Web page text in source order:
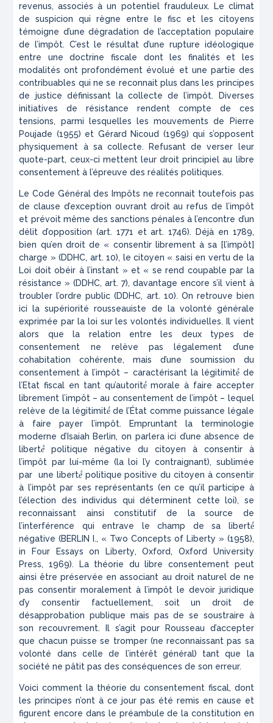
revenus, associés à un potentiel frauduleux. Le climat
de suspicion qui règne entre le fisc et les citoyens
témoigne d’une dégradation de l’acceptation populaire
de l’impôt. C’est le résultat d’une rupture idéologique
entre une doctrine fiscale dont les finalités et les
modalités ont profondément évolué et une partie des
contribuables qui ne se reconnait plus dans les principes
de justice définissant la collecte de l’impôt. Diverses
initiatives de résistance rendent compte de ces
tensions, parmi lesquelles les mouvements de Pierre
Poujade (1955) et Gérard Nicoud (1969) qui s’opposent
physiquement à sa collecte. Refusant de verser leur
quote-part, ceux-ci mettent leur droit principiel au libre
consentement à l’épreuve des réalités politiques.
LeCode Général des Impôts ne reconnait toutefois pas
de clause d’exception ouvrant droit au refus de l’impôt
et prévoit même des sanctions pénales à l’encontre d’un
délit d’opposition (art. 1771 et art. 1746). Déjà en 1789,
bien qu’en droit de « consentir librement à sa [l’impôt]
charge » (DDHC, art. 10), le citoyen « saisi en vertu de la
Loi doit obéir à l’instant » et « se rend coupable par la
résistance » (DDHC, art. 7), davantage encore s’il vient à
troubler l’ordre public (DDHC, art. 10). On retrouve bien
ici la supériorité rousseauiste de la volonté générale
exprimée par la loi sur les volontés individuelles. Il vient
alors que la relation entre les deux types de
consentement ne relève pas légalement d’une
cohabitation cohérente, mais d’une soumission du
consentementà l’impôt – caractérisant la légitimité́ de
l’Etat fiscal en tant qu’autorité́ morale à faire accepter
librement l’impôt – au consentement de l’impôt – lequel
relève de la légitimité́ de l’État comme puissance légale
à faire payer l’impôt. Empruntant la terminologie
moderne d’Isaiah Berlin, on parlera ici d’une absence de
liberté́ politique négativedu citoyen à consentir à
l’impôt par lui-même (la loi l’y contraignant), sublimée
par une liberté́ politique positivedu citoyen à consentir
à l’impôt par ses représentants (en ce qu’il participe à
l’élection des individus qui déterminent cette loi), se
reconnaissant ainsi constitutif de la source de
l’interférence qui entrave le champ de sa liberté́
négative (BERLIN I., « Two Concepts of Liberty » (1958),
in
Four Essays on Liberty, Oxford, Oxford University
Press, 1969). La théorie du libre consentement peut
ainsi être préservée en associant au droit naturel de ne
pas consentir moralement à l’impôt le devoir juridique
d’y consentir factuellement, soit un droit de
désapprobation publique mais pas de se soustraire à
son recouvrement. Il s’agit pour Rousseau d’accepter
que chacun puisse se tromper (ne reconnaissant pas sa
volonté dans celle de l’intérêt général) tant que la
société ne pâtit pas des conséquences de son erreur.
Voici comment la théorie du consentement fiscal, dont
les principes n’ont à ce jour pas été remis en cause et
figurent encore dans le préambule de la constitution en